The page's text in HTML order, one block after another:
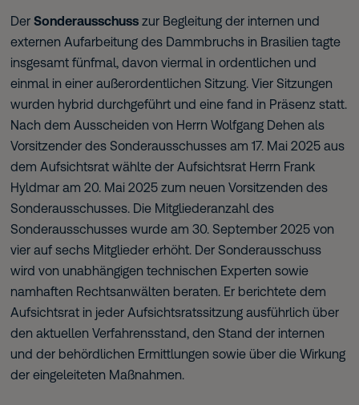
DerSonderausschuss zur Begleitung der internen und
externen Aufarbeitung des Dammbruchs in Brasilien tagte
insgesamt fünfmal, davon viermal in ordentlichen und
einmal in einer außerordentlichen Sitzung. Vier Sitzungen
wurden hybrid durchgeführt und eine fand in Präsenz statt.
Nach dem Ausscheiden von Herrn Wolfgang Dehen als
Vorsitzender des Sonderausschusses am 17. Mai 2025 aus
dem Aufsichtsrat wählte der Aufsichtsrat Herrn Frank
Hyldmar am 20. Mai 2025 zum neuen Vorsitzenden des
Sonderausschusses. Die Mitgliederanzahl des
Sonderausschusses wurde am 30. September 2025 von
vier auf sechs Mitglieder erhöht. Der Sonderausschuss
wird von unabhängigen technischen Experten sowie
namhaften Rechtsanwälten beraten. Er berichtete dem
Aufsichtsrat in jeder Aufsichtsratssitzung ausführlich über
den aktuellen Verfahrensstand, den Stand der internen
und der behördlichen Ermittlungen sowie über die Wirkung
der eingeleiteten Maßnahmen.